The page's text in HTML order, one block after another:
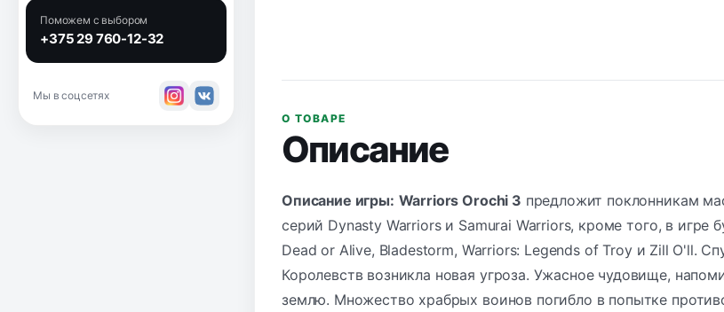
Поможем с выбором
+375 29 760-12-32
Мы в соцсетях
О ТОВАРЕ
Описание
Описание игры: Warriors Orochi 3 предложит поклонникам
серий Dynasty Warriors и Samurai Warriors, кроме того, в игре
Dead or Alive, Bladestorm, Warriors: Legends of Troy и Zill O'll.
Королевств возникла новая угроза. Ужасное чудовище,
землю. Множество храбрых воинов погибло в попытке